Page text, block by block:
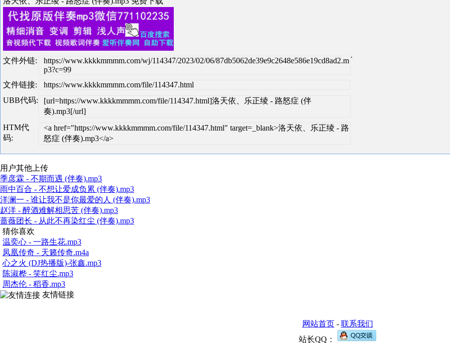
文件外链:
https://www.kkkkmmmm.com/wj/114347/2023/02/06/87db5062de39e9c2648e586e19cd8ad2.m
p3?c=99
文件链接:
https://www.kkkkmmmm.com/file/114347.html
UBB代码:
[url=https://www.kkkkmmmm.com/file/114347.html]洛天依、乐正绫 - 路怒症 (伴
奏).mp3[/url]
HTM代
码:
<a href="https://www.kkkkmmmm.com/file/114347.html" target=_blank>洛天依、乐正绫 - 路
怒症 (伴奏).mp3</a>
.
用户其他上传
季彦霖 - 不期而遇 (伴奏).mp3
雨中百合 - 不想让爱成负累 (伴奏).mp3
洋澜一 - 谁让我不是你最爱的人 (伴奏).mp3
赵洋 - 醉酒难解相思苦 (伴奏).mp3
蔷薇团长 - 从此不再染红尘 (伴奏).mp3
猜你喜欢
温奕心 - 一路生花.mp3
凤凰传奇 - 天籁传奇.m4a
心之火 (DJ热播版)-张鑫.mp3
陈淑桦 - 笑红尘.mp3
周杰伦 - 稻香.mp3
友情链接
网站首页- 联系我们
站长QQ：